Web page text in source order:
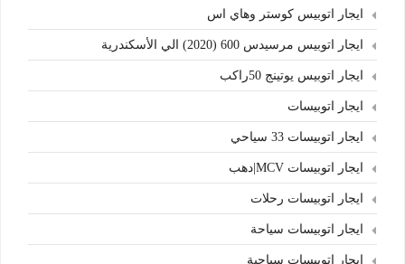
ايجار اتوبيس كوستر وهاي اس
ايجار اتوبيس مرسيدس 600 (2020) الي الأسكندرية
ايجار اتوبيس يوتينج 50راكب
ايجار اتوبيسات
ايجار اتوبيسات 33 سياحي
ايجار اتوبيسات MCV|دهب
ايجار اتوبيسات رحلات
ايجار اتوبيسات سياحة
ايجار اتوبيسات سياحية